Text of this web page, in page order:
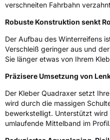
3PMSF /
Allgemeine
Herstellerkontakt
Ferrand
verschneiten Fahrbahn
Robuste Konstruktion senkt
Der Aufbau des Winterreifens
Verschleiß geringer aus und
Sie länger etwas von Ihrem
Präzisere Umsetzung von
Der Kleber Quadraxer setzt
wird durch die massigen
bewerkstelligt. Unterstützt
umlaufende Mittelband im Profil.